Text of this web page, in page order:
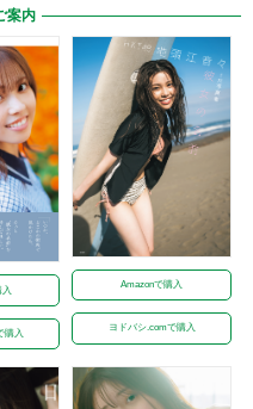
案内
購入
Amazonで購入
ヨドバシ.comで購入